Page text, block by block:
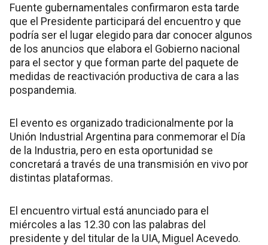
Fuente gubernamentales confirmaron esta tarde
que el Presidente participará del encuentro y que
podría ser el lugar elegido para dar conocer algunos
de los anuncios que elabora el Gobierno nacional
para el sector y que forman parte del paquete de
medidas de reactivación productiva de cara a las
pospandemia.
El evento es organizado tradicionalmente por la
Unión Industrial Argentina para conmemorar el Día
de la Industria, pero en esta oportunidad se
concretará a través de una transmisión en vivo por
distintas plataformas.
El encuentro virtual está anunciado para el
miércoles a las 12.30 con las palabras del
presidente y del titular de la UIA, Miguel Acevedo.